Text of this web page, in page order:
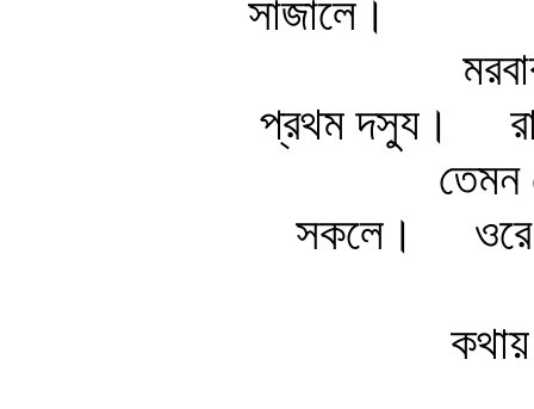
সাজালে।
প্রথম দস্যু।
তেমন
সকলে।